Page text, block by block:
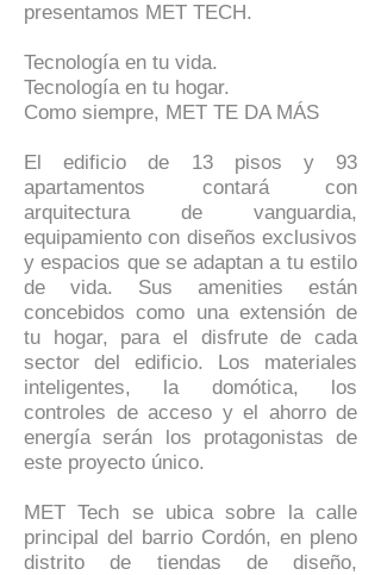
presentamos MET TECH.
Tecnología en tu vida.
Tecnología en tu hogar.
Como siempre, MET TE DA MÁS
El edificio de 13 pisos y 93
apartamentos contará con
arquitectura de vanguardia,
equipamiento con diseños exclusivos
y espacios que se adaptan a tu estilo
de vida. Sus amenities están
concebidos como una extensión de
tu hogar, para el disfrute de cada
sector del edificio. Los materiales
inteligentes, la domótica, los
controles de acceso y el ahorro de
energía serán los protagonistas de
este proyecto único.
MET Tech se ubica sobre la calle
principal del barrio Cordón, en pleno
distrito de tiendas de diseño,